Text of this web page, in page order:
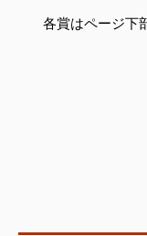
各賞はページ下